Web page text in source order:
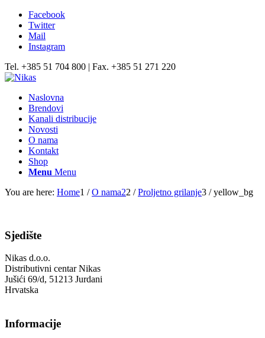
Facebook
Twitter
Mail
Instagram
Tel. +385 51 704 800 | Fax. +385 51 271 220
Naslovna
Brendovi
Kanali distribucije
Novosti
O nama
Kontakt
Shop
Menu Menu
You are here: Home1 / O nama22 / Proljetno grilanje3 / yellow_bg
Sjedište
Nikas d.o.o.
Distributivni centar Nikas
Jušići 69/d, 51213 Jurdani
Hrvatska
Informacije